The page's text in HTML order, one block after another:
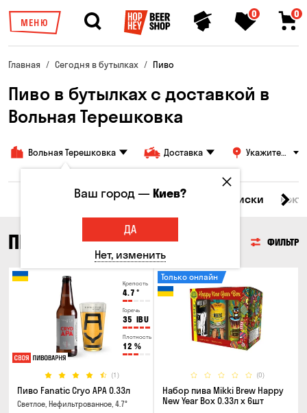
МЕНЮ
0 0
Главная Сегодня в бутылках Пиво
Пиво в бутылках с доставкой в
Вольная Терешковка
Вольная Терешковка Доставка
Укажите
Все товары Пиво Сидр Виски
ПИВО ФИЛЬТР
Крепость
4.7 °
Горечь
35 IBU
Плотность
12 %
(1)
Пиво Fanatic Cryo APA 0.33л
Светлое, Нефильтрованное, 4.7°
(0)
Только онлайн
Набор пива Mikki Brew Happy
New Year Box 0.33л x 6шт
Ваш город —Киев?
ДА
Нет, изменить